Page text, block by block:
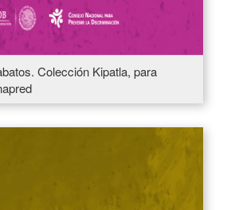
Colección Kipatla, para